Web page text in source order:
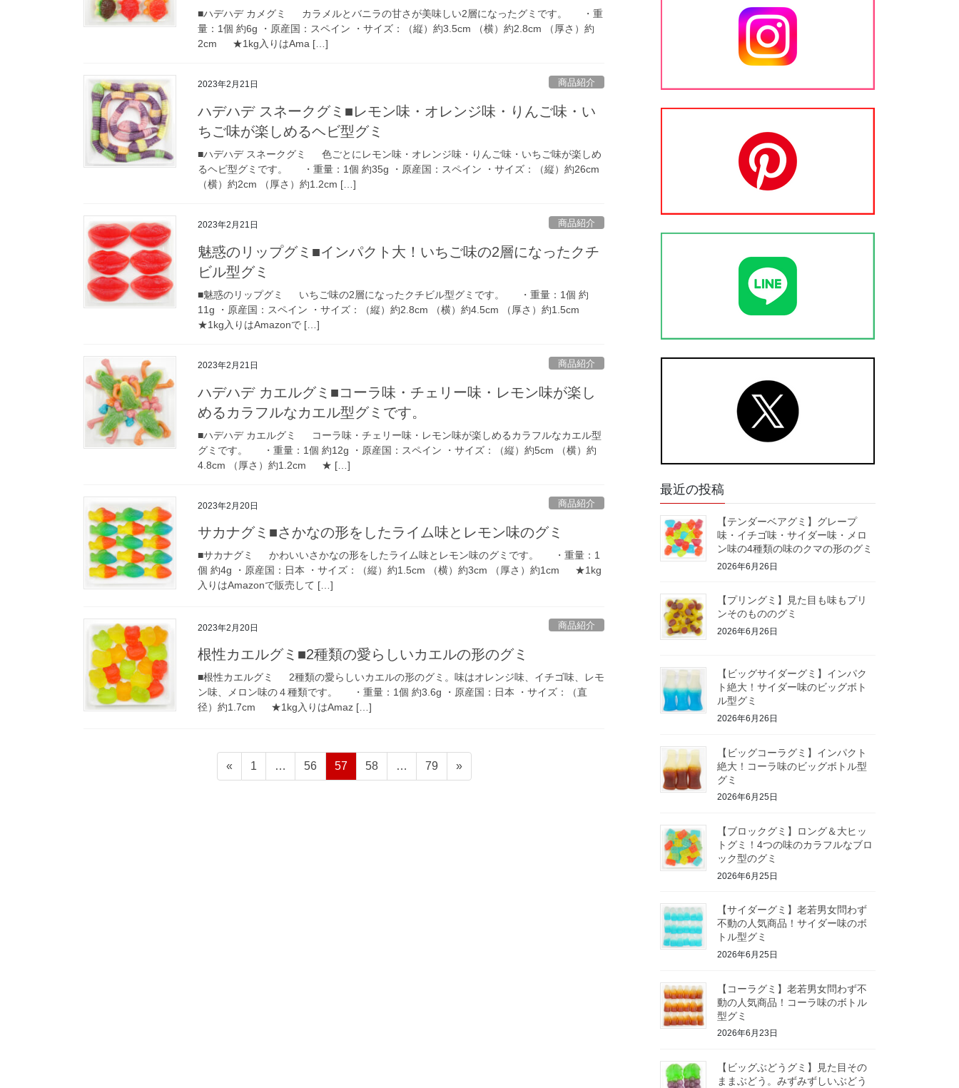
■ハデハデ カメグミ カラメルとバニラの甘さが美味しい2層になったグミです。 ・重
量：1個 約6g ・原産国：スペイン ・サイズ：（縦）約3.5cm （横）約2.8cm （厚さ）約
2cm ★1kg入りはAma […]
2023年2月21日 商品紹介
ハデハデ スネークグミ■レモン味・オレンジ味・りんご味・い
ちご味が楽しめるヘビ型グミ
■ハデハデ スネークグミ 色ごとにレモン味・オレンジ味・りんご味・いちご味が楽しめ
るヘビ型グミです。 ・重量：1個 約35g ・原産国：スペイン ・サイズ：（縦）約26cm
（横）約2cm （厚さ）約1.2cm […]
2023年2月21日 商品紹介
魅惑のリップグミ■インパクト大！いちご味の2層になったクチ
ビル型グミ
■魅惑のリップグミ いちご味の2層になったクチビル型グミです。 ・重量：1個 約
11g ・原産国：スペイン ・サイズ：（縦）約2.8cm （横）約4.5cm （厚さ）約1.5cm
★1kg入りはAmazonで […]
2023年2月21日 商品紹介
ハデハデ カエルグミ■コーラ味・チェリー味・レモン味が楽し
めるカラフルなカエル型グミです。
■ハデハデ カエルグミ コーラ味・チェリー味・レモン味が楽しめるカラフルなカエル型
グミです。 ・重量：1個 約12g ・原産国：スペイン ・サイズ：（縦）約5cm （横）約
4.8cm （厚さ）約1.2cm ★ […]
2023年2月20日 商品紹介
サカナグミ■さかなの形をしたライム味とレモン味のグミ
■サカナグミ かわいいさかなの形をしたライム味とレモン味のグミです。 ・重量：1
個 約4g ・原産国：日本 ・サイズ：（縦）約1.5cm （横）約3cm （厚さ）約1cm ★1kg
入りはAmazonで販売して […]
2023年2月20日 商品紹介
根性カエルグミ■2種類の愛らしいカエルの形のグミ
■根性カエルグミ 2種類の愛らしいカエルの形のグミ。味はオレンジ味、イチゴ味、レモ
ン味、メロン味の４種類です。 ・重量：1個 約3.6g ・原産国：日本 ・サイズ：（直
径）約1.7cm ★1kg入りはAmaz […]
«
固
定
1 …
固
定
56
固
定
57
固
定
58 …
固
定
79 »
最近の投稿
【テンダーベアグミ】グレープ
味・イチゴ味・サイダー味・メロ
ン味の4種類の味のクマの形のグミ
2026年6月26日
【プリングミ】見た目も味もプリ
ンそのもののグミ
2026年6月26日
【ビッグサイダーグミ】インパク
ト絶大！サイダー味のビッグボト
ル型グミ
2026年6月26日
【ビッグコーラグミ】インパクト
絶大！コーラ味のビッグボトル型
グミ
2026年6月25日
【ブロックグミ】ロング＆大ヒッ
トグミ！4つの味のカラフルなブロ
ック型のグミ
2026年6月25日
【サイダーグミ】老若男女問わず
不動の人気商品！サイダー味のボ
トル型グミ
2026年6月25日
【コーラグミ】老若男女問わず不
動の人気商品！コーラ味のボトル
型グミ
2026年6月23日
【ビッグぶどうグミ】見た目その
ままぶどう。みずみずしいぶどう